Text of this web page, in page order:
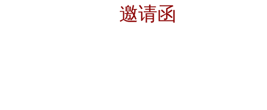
邀请函